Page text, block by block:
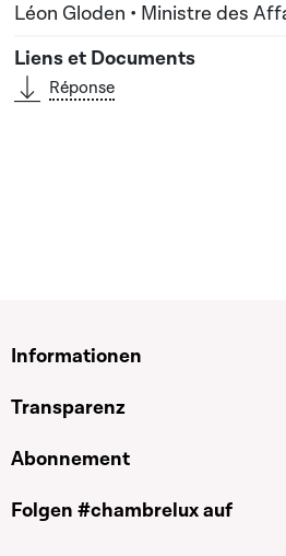
Léon Gloden • Ministre des
Réponse
Informationen
Transparenz
Abonnement
Folgen #chambrelux auf